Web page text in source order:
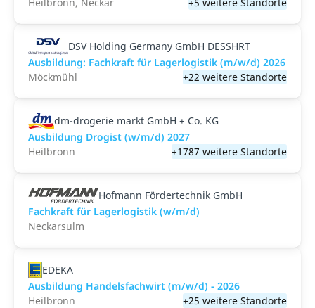
DSV Holding Germany GmbH DESSHRT
Ausbildung: Fachkraft für Lagerlogistik (m/w/d) 2026
Möckmühl
+22 weitere Standorte
dm-drogerie markt GmbH + Co. KG
Ausbildung Drogist (w/m/d) 2027
Heilbronn
+1787 weitere Standorte
Hofmann Fördertechnik GmbH
Fachkraft für Lagerlogistik (w/m/d)
Neckarsulm
EDEKA
Ausbildung Handelsfachwirt (m/w/d) - 2026
Heilbronn
+25 weitere Standorte